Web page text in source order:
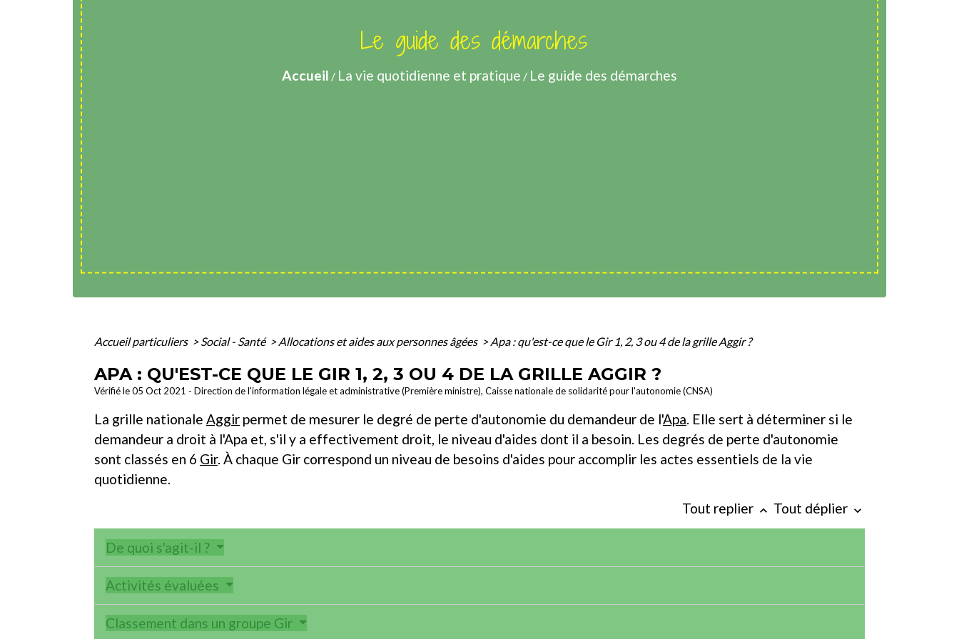
Le guide des démarches
Accueil / La vie quotidienne et pratique / Le guide des démarches
Accueil particuliers > Social - Santé > Allocations et aides aux personnes âgées > Apa : qu'est-ce que le Gir 1, 2, 3 ou 4 de la grille Aggir ?
APA : QU'EST-CE QUE LE GIR 1, 2, 3 OU 4 DE LA GRILLE AGGIR ?
Vérifié le 05 Oct 2021 - Direction de l'information légale et administrative (Première ministre), Caisse nationale de solidarité pour l'autonomie (CNSA)
La grille nationale Aggir permet de mesurer le degré de perte d'autonomie du demandeur de l'Apa. Elle sert à déterminer si le
demandeur a droit à l'Apa et, s'il y a effectivement droit, le niveau d'aides dont il a besoin. Les degrés de perte d'autonomie
sont classés en 6 Gir. À chaque Gir correspond un niveau de besoins d'aides pour accomplir les actes essentiels de la vie
quotidienne.
Tout replier keyboard_arrow_up Tout déplier keyboard_arrow_down
De quoi s'agit-il ?
Activités évaluées
Classement dans un groupe Gir